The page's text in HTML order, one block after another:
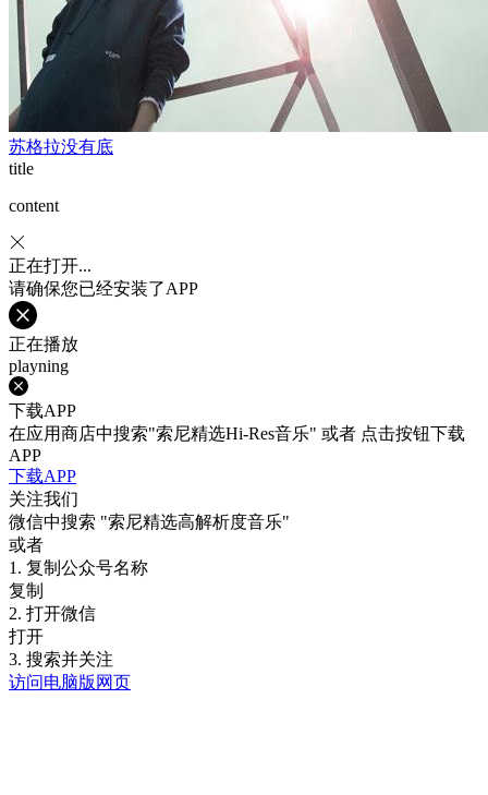
苏格拉没有底
title
content
正在打开...
请确保您已经安装了APP
正在播放
playning
下载APP
在应用商店中搜索"索尼精选Hi-Res音乐" 或者 点击按钮下载
APP
下载APP
关注我们
微信中搜索 "索尼精选高解析度音乐"
或者
1. 复制公众号名称
复制
2. 打开微信
打开
3. 搜索并关注
访问电脑版网页